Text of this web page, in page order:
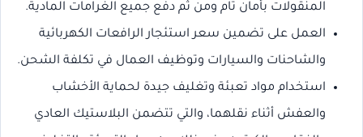
المنقولات بأمان تام ومن ثم دفع جميع الغرامات المادية.
العمل على تضمين سعر استئجار الرافعات الكهربائية
والشاحنات والسيارات وتوظيف العمال في تكلفة الشحن.
استخدام مواد تعبئة وتغليف جيدة لحماية الأخشاب
والعفش أثناء نقلهما، والتي تتضمن البلاستيك العادي